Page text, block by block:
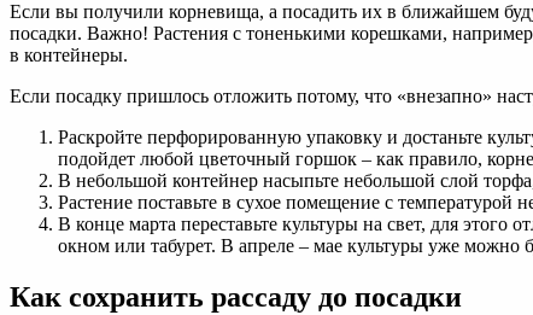
Если вы получили корневища, а посадить их в ближайшем
посадки. Важно! Растения с тоненькими корешками,
в контейнеры.
Если посадку пришлось отложить потому, что «внезапно»
Раскройте перфорированную упаковку и достаньте
подойдет любой цветочный горшок – как правило,
В небольшой контейнер насыпьте небольшой слой
Растение поставьте в сухое помещение с температурой
В конце марта переставьте культуры на свет, для
окном или табурет. В апреле – мае культуры уже можно
Как сохранить рассаду до посадки